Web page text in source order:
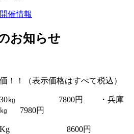
催情報
お知らせ
！！（表示価格はすべて税込）
ン 30㎏ 7800円 ・兵庫
7980円
30Kg 8600円